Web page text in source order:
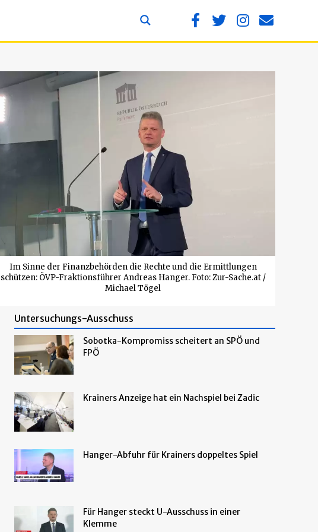
Im Sinne der Finanzbehörden die Rechte und die Ermittlungen
schützen: ÖVP-Fraktionsführer Andreas Hanger. Foto: Zur-Sache.at /
Michael Tögel
Untersuchungs-Ausschuss
Sobotka-Kompromiss scheitert an SPÖ und
FPÖ
Krainers Anzeige hat ein Nachspiel bei Zadic
Hanger-Abfuhr für Krainers doppeltes Spiel
Für Hanger steckt U-Ausschuss in einer
Klemme